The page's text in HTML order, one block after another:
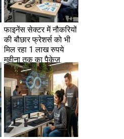
फाइनेंस सेक्टर में नौकरियों
की बौछार फ्रेशर्स को भी
मिल रहा 1 लाख रुपये
महीना तक का पैकेज